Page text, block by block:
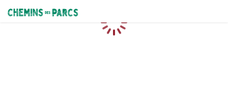
Chemins des Parcs
Chargement